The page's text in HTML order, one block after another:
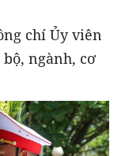
chí Ủy viên
ngành, cơ